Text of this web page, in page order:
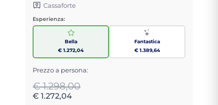
Cassaforte
Esperienza:
Bella
€ 1.272,04
Fantastica
€ 1.389,64
Prezzo a persona:
€ 1.298,00
€ 1.272,04